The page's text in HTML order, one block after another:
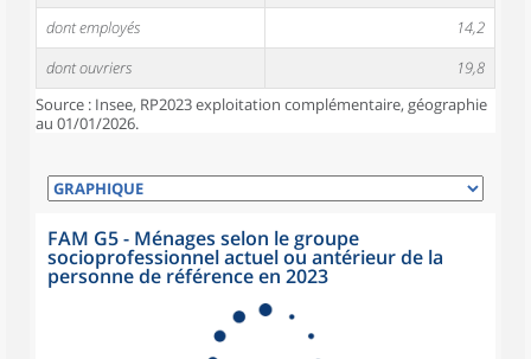
dont employés
14,2
dont ouvriers
19,8
Source : Insee, RP2023 exploitation complémentaire, géographie
au 01/01/2026.
FAM G5 - Ménages selon le groupe
socioprofessionnel actuel ou antérieur de la
personne de référence en 2023